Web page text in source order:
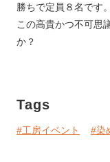
勝ちで定員８名です
この高貴かつ不可思
か？
Tags
#工房イベント #染